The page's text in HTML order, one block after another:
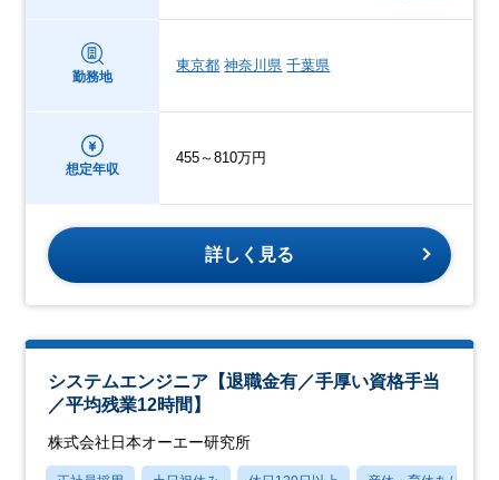
勤務地
東京都 神奈川県 千葉県
想定年収
455～810万円
詳しく見る
システムエンジニア【退職金有／手厚い資格手当
／平均残業12時間】
株式会社日本オーエー研究所